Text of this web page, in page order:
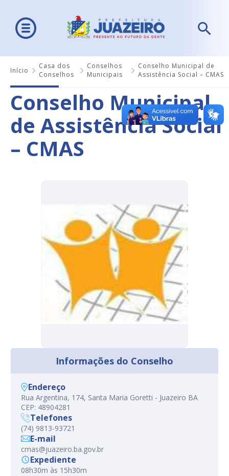
Início
Casa dos
Conselhos
Conselhos
Municipais
Conselho Municipal de
Assistência Social – CMAS
Conselho Municipal
de Assistência Social
– CMAS
Informações do Conselho
Endereço
Rua Argentina, 174, Santa Maria Goretti - Juazeiro BA
CEP: 48904281
Telefones
(74) 9813-93721
E-mail
cmas@juazeiro.ba.gov.br
Expediente
08h30m às 15h30m